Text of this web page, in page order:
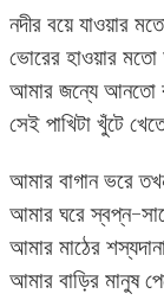
নদীর বয়ে যাওয়ার
ভোরের হাওয়ার
আমার জন্যে আনতো
সেই পাখিটা খুঁটে
আমার বাগান ভরে
আমার ঘরে স্বপ্ন-
আমার মাঠের
আমার বাড়ির মানুষ